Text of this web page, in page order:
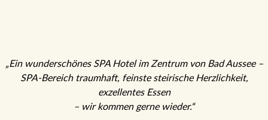
„Ein wunderschönes SPA Hotel im Zentrum von Bad Aussee –
SPA-Bereich traumhaft, feinste steirische Herzlichkeit,
exzellentes Essen
– wir kommen gerne wieder.“